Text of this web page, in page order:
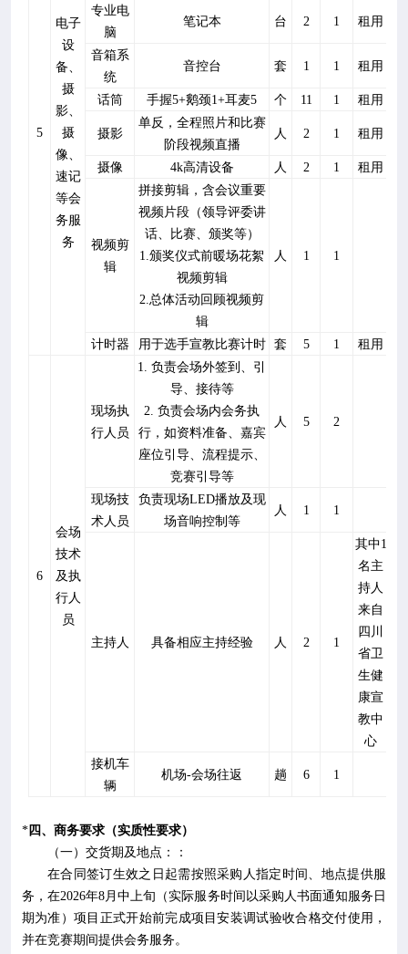
5
电子
设
备、
摄
影、
摄
像、
速记
等会
务服
务
专业电
脑
笔记本 台 2 1 租用
音箱系
统
音控台 套 1 1 租用
话筒 手握5+鹅颈1+耳麦5 个 11 1 租用
摄影
单反，全程照片和比赛
阶段视频直播
人 2 1 租用
摄像 4k高清设备 人 2 1 租用
视频剪
辑
拼接剪辑，含会议重要
视频片段（领导评委讲
话、比赛、颁奖等）
1.颁奖仪式前暖场花絮
视频剪辑
2. 总体活动回顾视频剪
辑
人 1 1
计时器 用于选手宣教比赛计时 套 5 1 租用
6
会场
技术
及执
行人
员
现场执
行人员
1.负责会场外签到、引
导、接待等
2.负责会场内会务执
行，如资料准备、嘉宾
座位引导、流程提示、
竞赛引导等
人 5 2
现场技
术人员
负责现场LED播放及现
场音响控制等
人 1 1
主持人 具备相应主持经验 人 2 1
其中1
名主
持人
来自
四川
省卫
生健
康宣
教中
心
接机车
辆
机场-会场往返 趟 6 1
*四、商务要求（实质性要求）
（一）交货期及地点：：
在合同签订生效之日起需按照采购人指定时间、地点提供服
务，在2026年8 月中上旬（实际服务时间以采购人书面通知服务日
期为准）项目正式开始前完成项目安装调试验收合格交付使用，
并在竞赛期间提供会务服务。